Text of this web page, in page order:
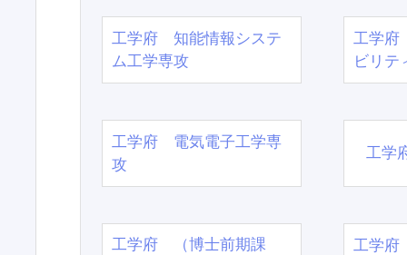
工学府 知能情報システ
ム工学専攻
工学府
ビリテ
工学府 電気電子工学専
攻
工学
工学府 （博士前期課
工学